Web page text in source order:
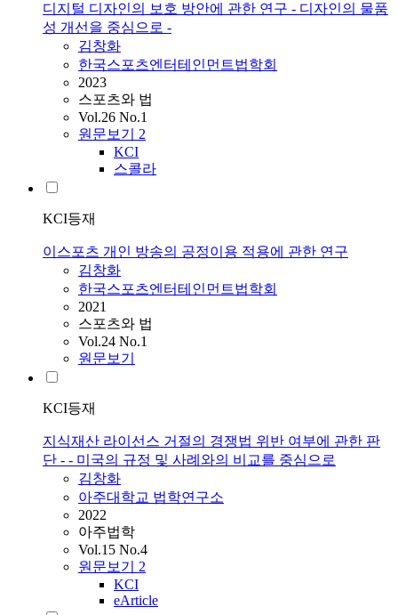
디지털 디자인의 보호 방안에 관한 연구 - 디자인의 물품
성 개선을 중심으로 -
김창화
한국스포츠엔터테인먼트법학회
2023
스포츠와 법
Vol.26 No.1
원문보기 2
KCI
스콜라
KCI등재
이스포츠 개인 방송의 공정이용 적용에 관한 연구
김창화
한국스포츠엔터테인먼트법학회
2021
스포츠와 법
Vol.24 No.1
원문보기
KCI등재
지식재산 라이선스 거절의 경쟁법 위반 여부에 관한 판
단 - - 미국의 규정 및 사례와의 비교를 중심으로
김창화
아주대학교 법학연구소
2022
아주법학
Vol.15 No.4
원문보기 2
KCI
eArticle